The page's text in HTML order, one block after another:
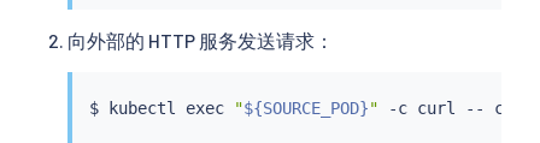
向外部的 HTTP 服务发送请求：
$ kubectl exec "${SOURCE_POD}" -c curl -- curl